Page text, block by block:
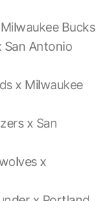
Bucks
San Antonio
x Milwaukee
x San
x